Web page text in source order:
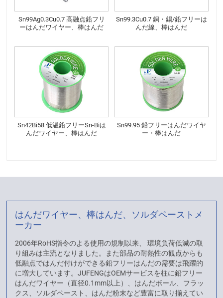
Sn99Ag0.3Cu0.7 高融点鉛フリ
ーはんだワイヤー、棒はんだ
Sn99.3Cu0.7 銅・錫/鉛フリーは
んだ線、棒はんだ
Sn42Bi58 低温鉛フリーSn-Biは
んだワイヤー、棒はんだ
Sn99.95 鉛フリーはんだワイヤ
ー・棒はんだ
はんだワイヤー、棒はんだ、ソルダペーストメ
ーカー
2006年RoHS指令のよる使用の規制以来、 環境負荷低減の取
り組みは主流となりました。また部品の耐熱性の観点からも
低融点ではんだ付けができる鉛フリーはんだの需要は飛躍的
に増大しています。JUFENGはOEMサービスを柱に鉛フリー
はんだワイヤー（直径0.1mm以上）、はんだボール、フラッ
クス、ソルダペースト、はんだ粉末など豊富に取り揃えてい